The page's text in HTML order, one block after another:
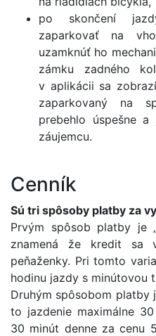
po skončení
zaparkovať na
uzamknúť ho
zámku zadného
v aplikácii sa
zaparkovaný na
prebehlo úspešne
záujemcu.
Cenník
Sú tri spôsoby platby za
Prvým spôsob platby je
znamená že kredit sa
peňaženky. Pri tomto
hodinu jazdy s minútovou
Druhým spôsobom platby
to jazdenie maximálne
30 minút denne za cenu